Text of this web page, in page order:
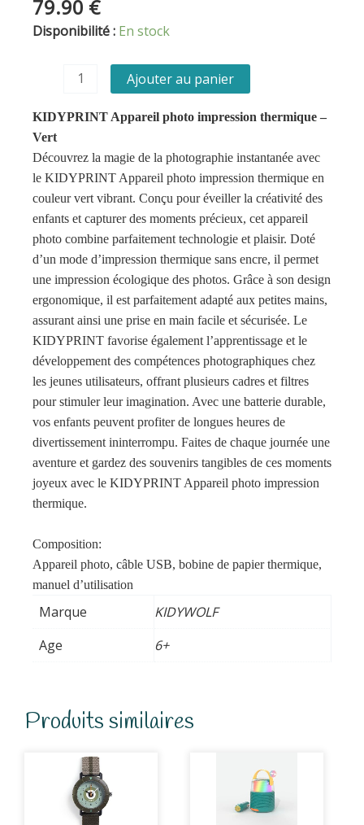
79.90 €
Disponibilité : En stock
quantité
KIDYPRINT
photo
impression
thermique
-
Vert
Ajouter au panier
KIDYPRINT Appareil photo impression thermique –
Vert
Découvrez la magie de la photographie instantanée avec
le KIDYPRINT Appareil photo impression thermique en
couleur vert vibrant. Conçu pour éveiller la créativité des
enfants et capturer des moments précieux, cet appareil
photo combine parfaitement technologie et plaisir. Doté
d’un mode d’impression thermique sans encre, il permet
une impression écologique des photos. Grâce à son design
ergonomique, il est parfaitement adapté aux petites mains,
assurant ainsi une prise en main facile et sécurisée. Le
KIDYPRINT favorise également l’apprentissage et le
développement des compétences photographiques chez
les jeunes utilisateurs, offrant plusieurs cadres et filtres
pour stimuler leur imagination. Avec une batterie durable,
vos enfants peuvent profiter de longues heures de
divertissement ininterrompu. Faites de chaque journée une
aventure et gardez des souvenirs tangibles de ces moments
joyeux avec le KIDYPRINT Appareil photo impression
thermique.
Composition:
Appareil photo, câble USB, bobine de papier thermique,
manuel d’utilisation
Marque
KIDYWOLF
Age
6+
Produits similaires